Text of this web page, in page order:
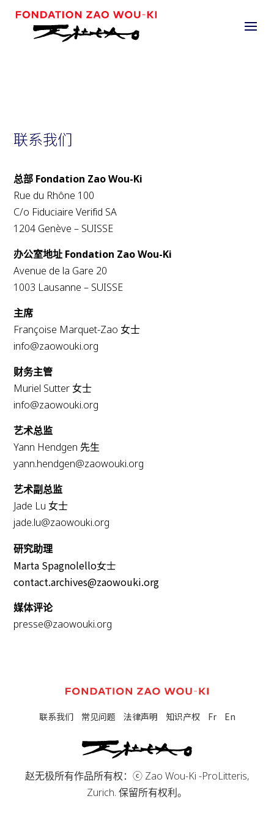
联系我们
总部 Fondation Zao Wou-Ki
Rue du Rhône 100
C/o Fiduciaire Verifid SA
1204 Genève – SUISSE
办公室地址 Fondation Zao Wou-Ki
Avenue de la Gare 20
1003 Lausanne – SUISSE
主席
Françoise Marquet-Zao 女士
info@zaowouki.org
财务主管
Muriel Sutter 女士
info@zaowouki.org
艺术总监
Yann Hendgen 先生
yann.hendgen@zaowouki.org
艺术副总监
Jade Lu 女士
jade.lu@zaowouki.org
研究助理
Marta Spagnolello女士
contact.archives@zaowouki.org
媒体评论
presse@zaowouki.org
联系我们 常见问题 法律声明 知识产权 Fr En
赵无极所有作品所有权：ⓒ Zao Wou-Ki -ProLitteris,
Zurich. 保留所有权利。